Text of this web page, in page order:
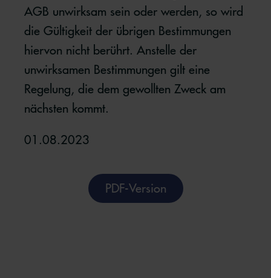
AGB unwirksam sein oder werden, so wird
die Gültigkeit der übrigen Bestimmungen
hiervon nicht berührt. Anstelle der
unwirksamen Bestimmungen gilt eine
Regelung, die dem gewollten Zweck am
nächsten kommt.
01.08.2023
PDF-Version